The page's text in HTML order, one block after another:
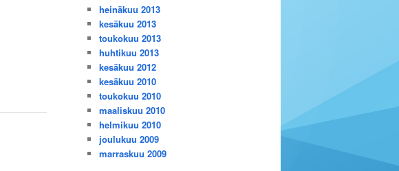
heinäkuu 2013
kesäkuu 2013
toukokuu 2013
huhtikuu 2013
kesäkuu 2012
kesäkuu 2010
toukokuu 2010
maaliskuu 2010
helmikuu 2010
joulukuu 2009
marraskuu 2009